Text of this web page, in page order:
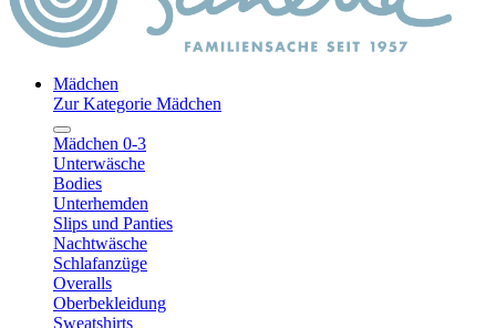
Mädchen
Zur Kategorie Mädchen
Mädchen 0-3
Unterwäsche
Bodies
Unterhemden
Slips und Panties
Nachtwäsche
Schlafanzüge
Overalls
Oberbekleidung
Sweatshirts